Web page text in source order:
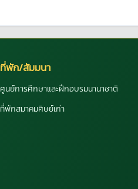
ที่พัก/สัมมนา
ศูนย์การศึกษาและฝึกอบรมนานาชาติ
ที่พักสมาคมศิษย์เก่า